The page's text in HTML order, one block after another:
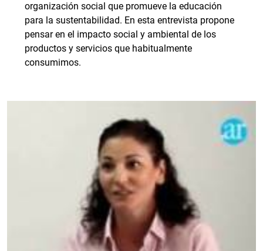
organización social que promueve la educación
para la sustentabilidad. En esta entrevista propone
pensar en el impacto social y ambiental de los
productos y servicios que habitualmente
consumimos.